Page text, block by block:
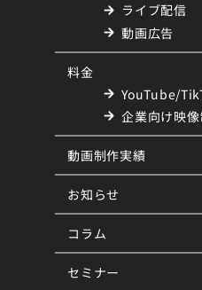
ライブ配信
動画広告
料金
YouTube/
企業向け映
動画制作実績
お知らせ
コラム
セミナー